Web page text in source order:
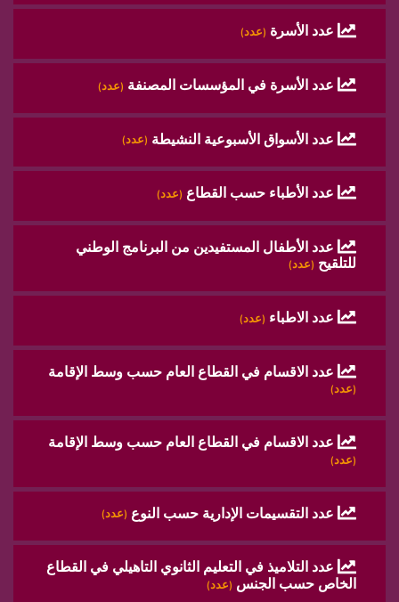
عدد الأسرة (عدد)
عدد الأسرة في المؤسسات المصنفة (عدد)
عدد الأسواق الأسبوعية النشيطة (عدد)
عدد الأطباء حسب القطاع (عدد)
عدد الأطفال المستفيدين من البرنامج الوطني
للتلقيح (عدد)
عدد الاطباء (عدد)
عدد الاقسام في القطاع العام حسب وسط الإقامة
(عدد)
عدد الاقسام في القطاع العام حسب وسط الإقامة
(عدد)
عدد التقسيمات الإدارية حسب النوع (عدد)
عدد التلاميذ في التعليم الثانوي التاهيلي في القطاع
الخاص حسب الجنس (عدد)